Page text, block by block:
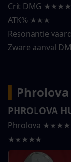
Crit DMG
ATK% ★★★
Resonantie
Zware aanval
Phrolova
PHROLOVA
Phrolova
★★★★★